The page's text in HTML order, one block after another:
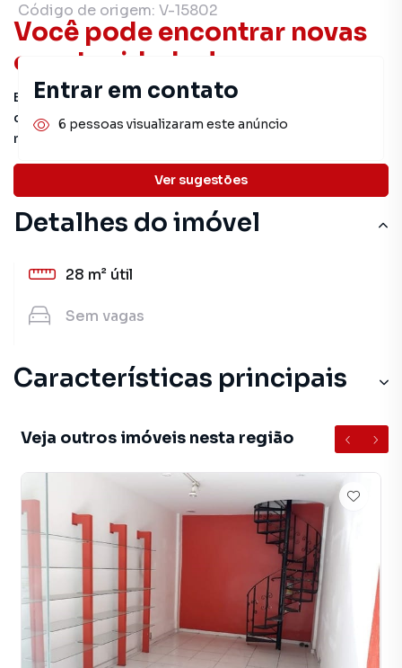
Você pode encontrar novas
oportunidades!
Este imóvel não está mais disponível, mas você pode
conferir outros em nosso site ou deixar seu contato para
receber mais informações.
Ver sugestões
Detalhes do imóvel
28 m² útil
Sem vagas
Características principais
Veja outros imóveis nesta região
Código de origem: V-15802
Entrar em contato
6 pessoas visualizaram este anúncio